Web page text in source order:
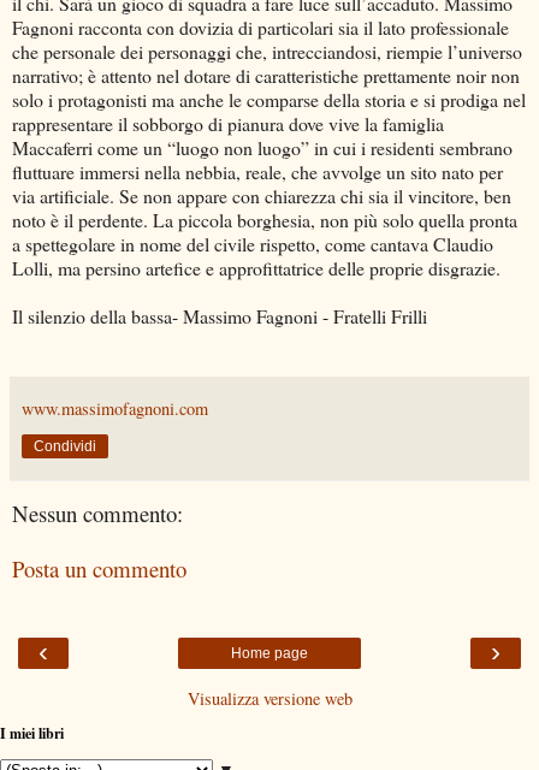
Fagnoni racconta con dovizia di particolari sia il lato professionale
che personale dei personaggi che, intrecciandosi, riempie l’universo
narrativo; è attento nel dotare di caratteristiche prettamente noir non
solo i protagonisti ma anche le comparse della storia e si prodiga nel
rappresentare il sobborgo di pianura dove vive la famiglia
Maccaferri come un “luogo non luogo” in cui i residenti sembrano
fluttuare immersi nella nebbia, reale, che avvolge un sito nato per
via artificiale. Se non appare con chiarezza chi sia il vincitore, ben
noto è il perdente. La piccola borghesia, non più solo quella pronta
a spettegolare in nome del civile rispetto, come cantava Claudio
Lolli, ma persino artefice e approfittatrice delle proprie disgrazie.
Il silenzio della bassa- Massimo Fagnoni - Fratelli Frilli
www.massimofagnoni.com
Condividi
Nessun commento:
Posta un commento
‹ ›
Home page
Visualizza versione web
I miei libri